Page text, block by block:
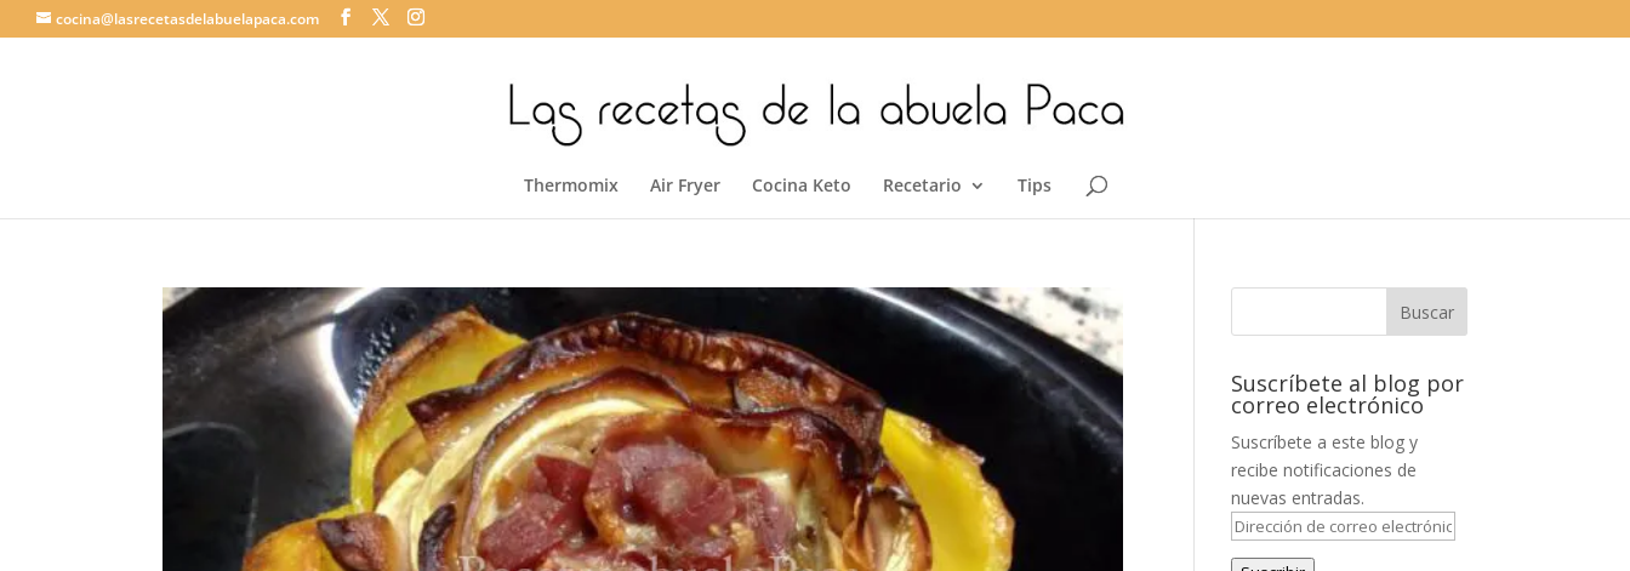
cocina@lasrecetasdelabuelapaca.com
Thermomix Air Fryer Cocina Keto Recetario Tips
Suscríbete al blog por
correo electrónico
Suscríbete a este blog y
recibe notificaciones de
nuevas entradas.
Dirección
de